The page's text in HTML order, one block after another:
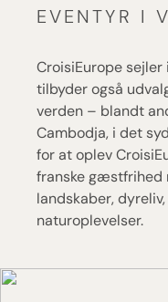
EVENTYR I
CroisiEurope sejler
tilbyder også
verden – blandt
Cambodja, i det
for at oplev
franske gæstfrihed
landskaber,
naturoplevelser.